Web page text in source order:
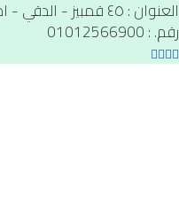
العنوان : ٤٥ قمبيز -
رقم. : 01012566900